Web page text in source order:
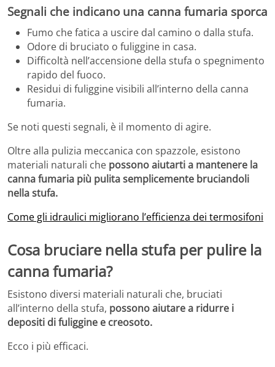
Segnali che indicano una canna fumaria sporca
Fumo che fatica a uscire dal camino o dalla stufa.
Odore di bruciato o fuliggine in casa.
Difficoltà nell’accensione della stufa o spegnimento
rapido del fuoco.
Residui di fuliggine visibili all’interno della canna
fumaria.
Se noti questi segnali, è il momento di agire.
Oltre alla pulizia meccanica con spazzole, esistono
materiali naturali che possono aiutarti a mantenere la
canna fumaria più pulita semplicemente bruciandoli
nella stufa.
Come gli idraulici migliorano l’efficienza dei termosifoni
Cosa bruciare nella stufa per pulire la
canna fumaria?
Esistono diversi materiali naturali che, bruciati
all’interno della stufa, possono aiutare a ridurre i
depositi di fuliggine e creosoto.
Ecco i più efficaci.